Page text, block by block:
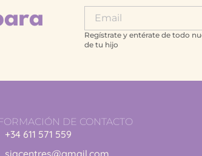
Regístrate y entérate de todo
de tu hijo
DE CONTACTO
+34 611 571 559
siacentres@gmail.com